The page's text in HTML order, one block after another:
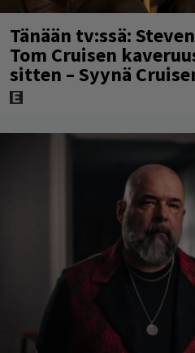
Tänään tv:ssä:
Tom Cruisen
sitten – Syynä